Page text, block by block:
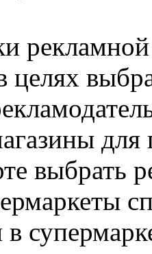
целях
для
выбрать